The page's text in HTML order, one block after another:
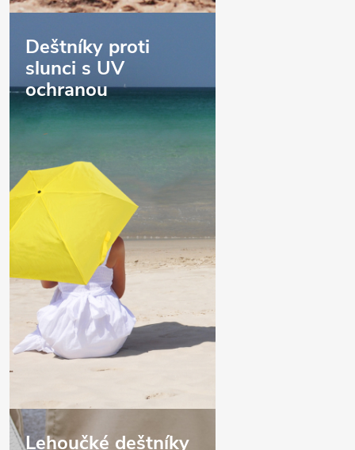
Deštníky proti
slunci s UV
ochranou
Lehoučké deštníky